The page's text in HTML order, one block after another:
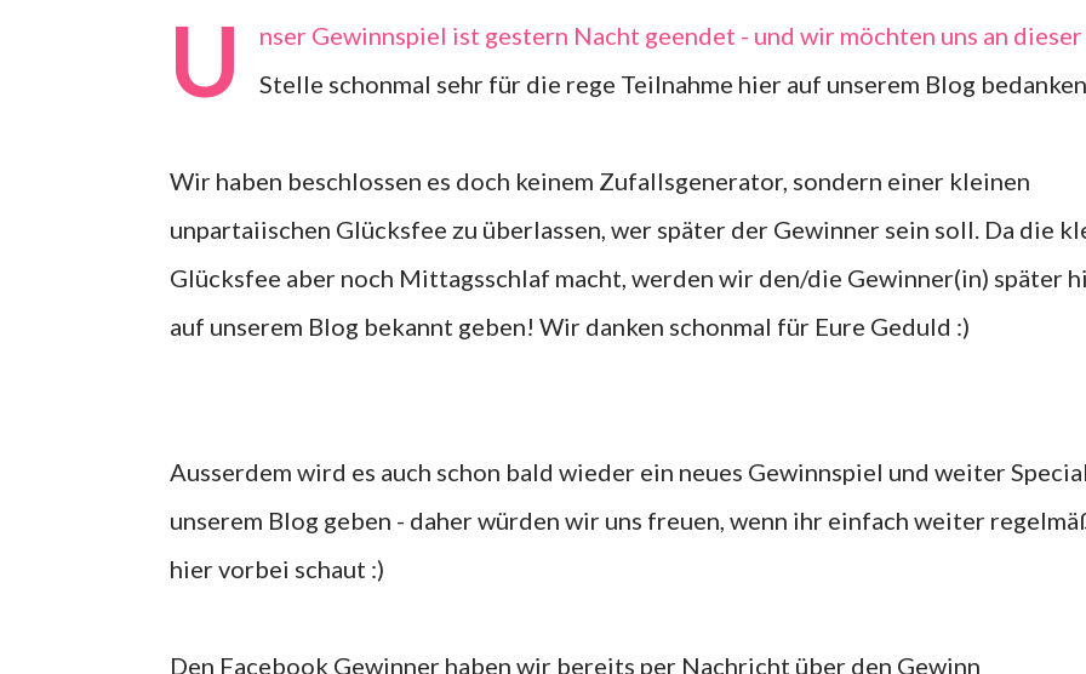
U
nser Gewinnspiel ist gestern Nacht geendet - und wir möchten uns an dieser
Stelle schonmal sehr für die rege Teilnahme hier auf unserem Blog
Wir haben beschlossen es doch keinem Zufallsgenerator, sondern einer kleinen
unpartaiischen Glücksfee zu überlassen, wer später der Gewinner sein soll. Da die
Glücksfee aber noch Mittagsschlaf macht, werden wir den/die Gewinner(in) später
auf unserem Blog bekannt geben! Wir danken schonmal für Eure Geduld :)
Ausserdem wird es auch schon bald wieder ein neues Gewinnspiel und weiter
unserem Blog geben - daher würden wir uns freuen, wenn ihr einfach weiter
hier vorbei schaut :)
Den Facebook Gewinner haben wir bereits per Nachricht über den Gewinn